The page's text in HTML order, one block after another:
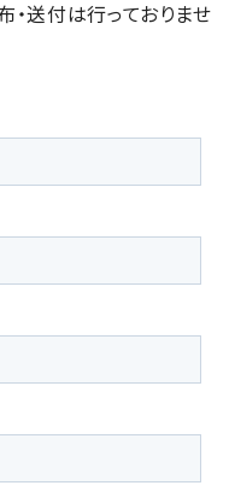
送付は行っておりませ